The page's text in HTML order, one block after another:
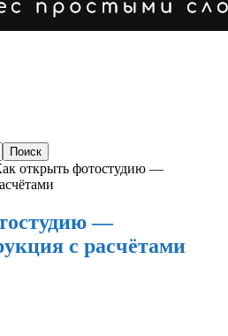
открыть фотостудию —
—
с расчётами